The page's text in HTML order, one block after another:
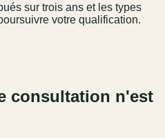
sur trois ans et les types
votre qualification.
consultation n'est